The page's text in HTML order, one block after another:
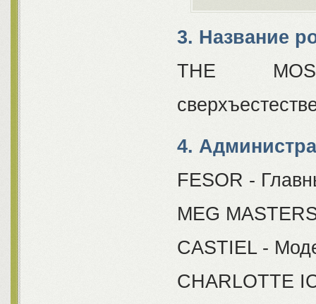
3. Название
THE
4.
FESOR -
MEG
CASTIEL -
CHARLOTTE